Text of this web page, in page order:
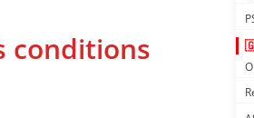
conditions